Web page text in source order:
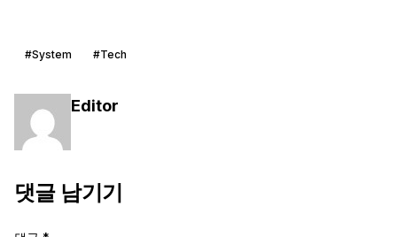
#System #Tech
Editor
댓글 남기기